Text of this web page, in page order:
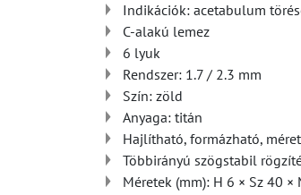
Indikációk: acetabulum
C-alakú lemez
6 lyuk
Rendszer: 1.7 / 2.3 mm
Szín: zöld
Anyaga: titán
Hajlítható, formázható,
Többirányú szögstabil
Méretek (mm): H 6 × Sz 40 ×